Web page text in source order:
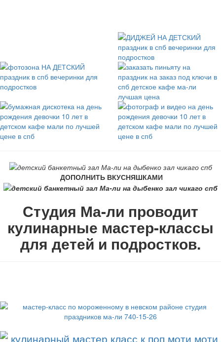
ДОПОЛНИТЬ ВКУСНЯШКАМИ
Студия Ма-ли проводит
кулинарные мастер-классы
для детей и подростков.